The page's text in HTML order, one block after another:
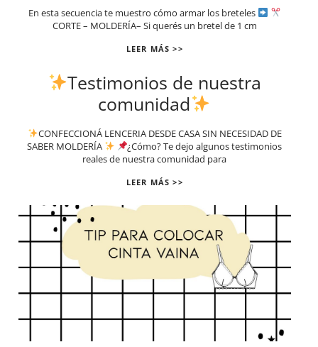
En esta secuencia te muestro cómo armar los breteles
CORTE – MOLDERÍA– Si querés un bretel de 1 cm
LEER MÁS >>
Testimonios de nuestra
comunidad
CONFECCIONÁ LENCERIA DESDE CASA SIN NECESIDAD DE
SABER MOLDERÍA
¿Cómo? Te dejo algunos testimonios
reales de nuestra comunidad para
LEER MÁS >>